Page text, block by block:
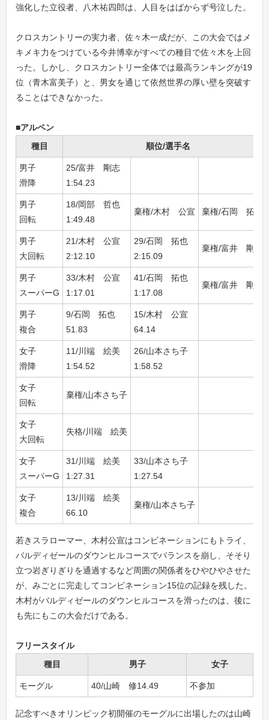
強化した立役者、八木祐四郎は、人目をはばからず号泣した。
クロスカントリーの実力者、佐々木一成だが、この大会ではメ
キメキ力をつけている今井博幸がすべての種目で佐々木を上回
った。しかし、クロスカントリー全体では最高ランキングが19
位（青木富美子）と、男女を通じて依然世界の厚い壁を突破す
ることはできなかった。
■アルペン
種目
順位/選手名
男子
滑降
25/富井 剛志
1:54.23
男子
回転
18/岡部 哲也
1:49.48
棄権/木村 公宣 棄権/石岡 拓也
男子
大回転
21/木村 公宣
2:12.10
29/石岡 拓也
2:15.09
棄権/富井 剛志
男子
スーパーG
33/木村 公宣
1:17.01
41/石岡 拓也
1:17.08
棄権/富井 剛志
男子
複合
9/石岡 拓也
51.83
15/木村 公宣
64.14
女子
滑降
11/川端 絵美
1:54.52
26/山本さち子
1:58.52
女子
回転
棄権/山本さち子
女子
大回転
失格/川端 絵美
女子
スーパーG
31/川端 絵美
1:27.31
33/山本さち子
1:27.54
女子
複合
13/川端 絵美
66.10
棄権/山本さち子
若きスラローマー、木村公宣はコンビネーションにもトライ、
バルディゼールのダウンヒルコースでバランスを崩し、そそり
立つ岩ぎりぎりを通過するなど周囲の関係者をひやひやさせた
が、みごとに完走してコンビネーション15位の記録を残した。
木村がバルディゼールのダウンヒルコースを滑ったのは、後に
も先にもこの大会だけである。
フリースタイル
種目
男子 女子
モーグル 40/山崎 修14.49 不参加
記念すべきオリンピック初開催のモーグルに出場したのは山崎